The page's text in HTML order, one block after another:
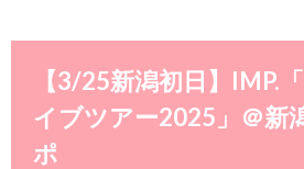
【3/25新潟初日】IMP.
イブツアー2025」＠新
ポ